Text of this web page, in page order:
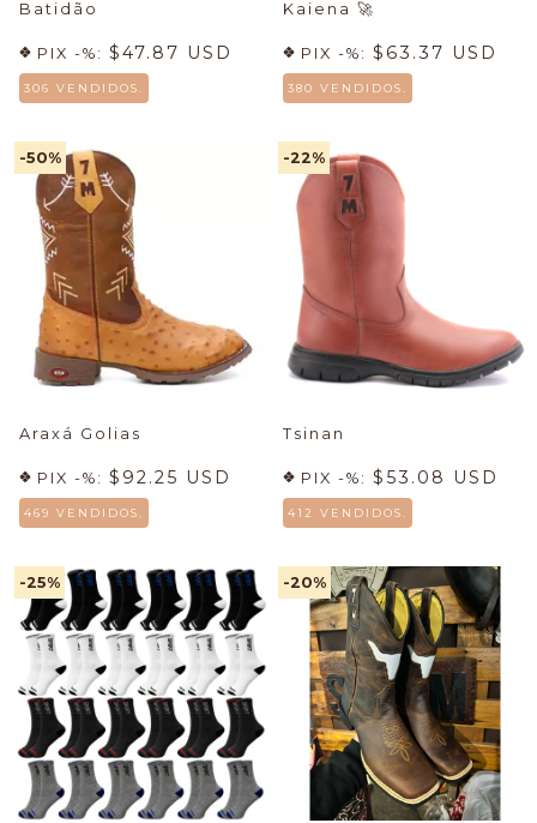
Batidão
PIX -%: $47.87 USD
306 VENDIDOS.
Kaiena 🚀
PIX -%: $63.37 USD
380 VENDIDOS.
-50%
Araxá Golias
PIX -%: $92.25 USD
469 VENDIDOS.
-22%
Tsinan
PIX -%: $53.08 USD
412 VENDIDOS.
-25% -20%